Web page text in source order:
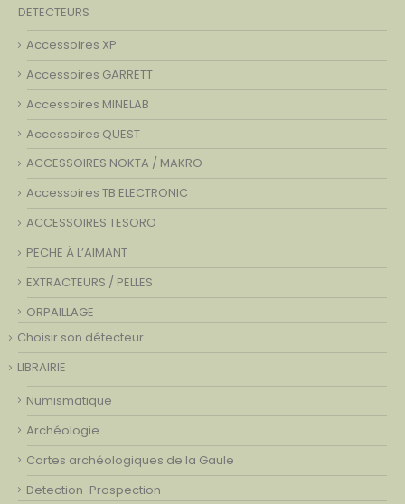
DETECTEURS
Accessoires XP
Accessoires GARRETT
Accessoires MINELAB
Accessoires QUEST
ACCESSOIRES NOKTA / MAKRO
Accessoires TB ELECTRONIC
ACCESSOIRES TESORO
PECHE À L’AIMANT
EXTRACTEURS / PELLES
ORPAILLAGE
Choisir son détecteur
LIBRAIRIE
Numismatique
Archéologie
Cartes archéologiques de la Gaule
Detection-Prospection